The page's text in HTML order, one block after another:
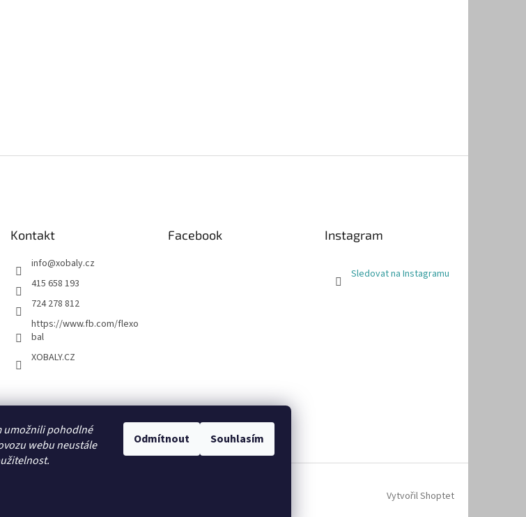
umožnili pohodlné
webu neustále
Odmítnout Souhlasím
Kontakt
info@xobaly.cz
415 658 193
724 278 812
https://www.fb.com/flexo
bal
XOBALY.CZ
Facebook Instagram
Sledovat na Instagramu
FLEXOBAL KATRIN
Vytvořil Shoptet